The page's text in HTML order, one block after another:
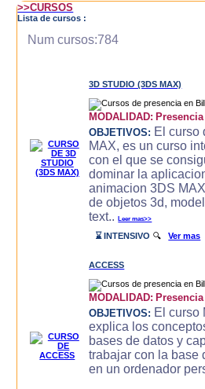
>>CURSOS
Lista de cursos :
Num cursos:784
3D STUDIO (3DS MAX)
MODALIDAD: Presencia
OBJETIVOS: El curso
MAX, es un curso
con el que se
dominar la
animacion 3DS
de objetos 3d,
text..Leer mas>>
⌛ INTENSIVO 🔍Ver mas
ACCESS
MODALIDAD: Presencia
OBJETIVOS: El curso
explica los
bases de datos y
trabajar con la base
en un ordenador